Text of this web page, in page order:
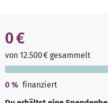
0 €
von 12.500 € gesammelt
0 % finanziert